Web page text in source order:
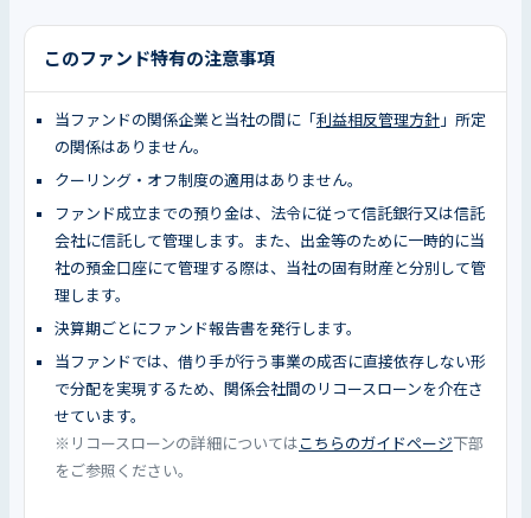
このファンド特有の注意事項
当ファンドの関係企業と当社の間に「利益相反管理方針 」所定
の関係はありません。
クーリング・オフ制度の適用はありません。
ファンド成立までの預り金は、法令に従って信託銀行又は信託
会社に信託して管理します。また、出金等のために一時的に当
社の預金口座にて管理する際は、当社の固有財産と分別して管
理します。
決算期ごとにファンド報告書を発行します。
当ファンドでは、借り手が行う事業の成否に直接依存しない形
で分配を実現するため、関係会社間のリコースローンを介在さ
せています。
※リコースローンの詳細については こちらのガイドページ下部
をご参照ください。